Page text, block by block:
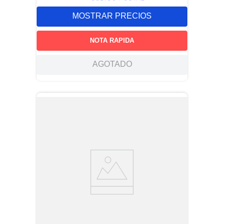
MOSTRAR PRECIOS
NOTA RAPIDA
AGOTADO